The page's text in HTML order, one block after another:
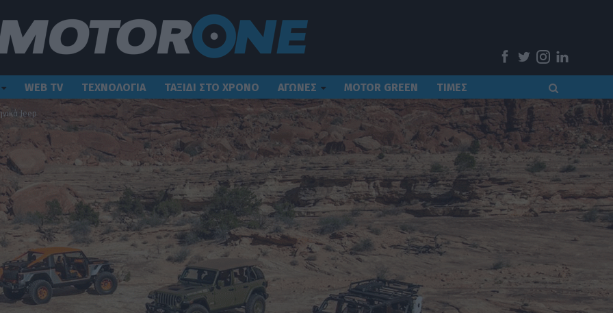
WEB TV ΤΕΧΝΟΛΟΓΙΑ ΤΑΞΙΔΙ ΣΤΟ ΧΡΟΝΟ ΑΓΩΝΕΣ MOTOR GREEN ΤΙΜΕΣ
Jeep